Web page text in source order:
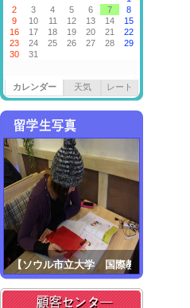
カレンダー 天気 レート
【ソウル市立大学 国際教育院..